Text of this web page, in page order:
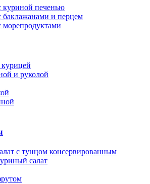
куриной печенью
баклажанами и перцем
морепродуктами
курицей
и руколой
с тунцом консервированным
салат